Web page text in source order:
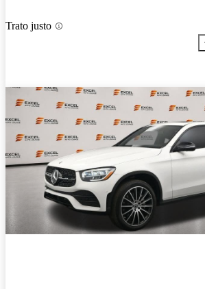
Trato justo